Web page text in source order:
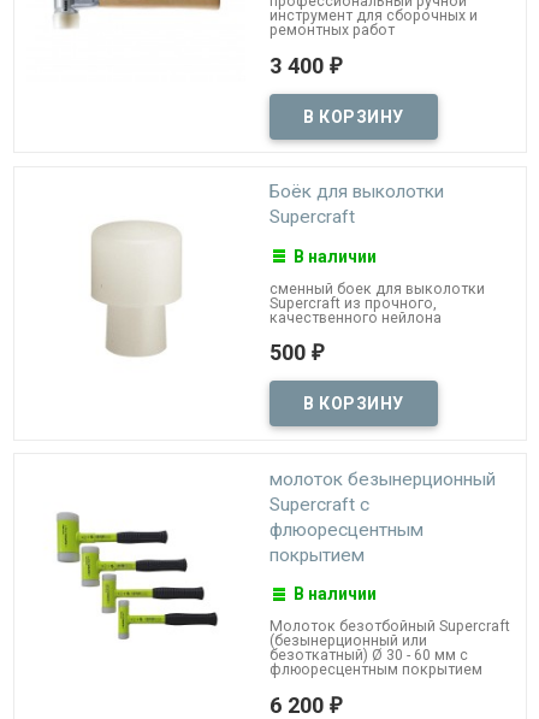
инструмент для сборочных и
ремонтных работ
3 400 ₽
Боёк для выколотки
Supercraft
В наличии
сменный боек для выколотки
Supercraft из прочного,
качественного нейлона
500 ₽
молоток безынерционный
Supercraft с
флюоресцентным
покрытием
В наличии
Молоток безотбойный Supercraft
(безынерционный или
безоткатный) Ø 30 - 60 мм с
флюоресцентным покрытием
6 200 ₽